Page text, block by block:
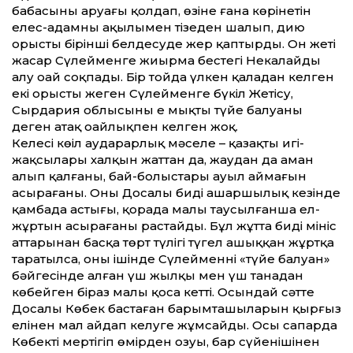
бабасының аруағы қолдап, өзіне ғана көрінетін
елес-адамның ақылымен тізеден шалып, дию
орысты бірінші белдесуде жер қаптырды. Он жеті
жасар Сүлейменге жиырма бестегі Некалайды
алу оңай соқпады. Бір тойда үлкен қаладан келген
екі орысты жеңген Сүлейменге бүкіл Жетісу,
Сырдария облысының ең мықты түйе балуаны
деген атақ оңайлықпен келген жоқ.
Келесі көңіл аударарлық мәселе – қазақтың игі-
жақсылары халқын жаттан да, жаудан да аман
алып қалғаны, бай-болыстары ауыл аймағын
асырағаны. Оны Досалы бидің ашаршылық кезінде
қамбада астығы, қорада малы таусылғанша ел-
жұртын асырағаны растайды. Бұл жұтта бидің мініс
аттарынан басқа төрт түлігі түгел ашыққан жұртқа
таратылса, оның ішінде Сүлейменнің «түйе балуан»
бәйгесінде алған үш жылқы мен үш танадан
көбейген біраз малы қоса кетті. Осындай сәтте
Досалы Көбек бастаған барымташыларын қырғыз
елінен мал айдап келуге жұмсайды. Осы сапарда
Көбектің мертігіп өмірден озуы, бар сүйенішінен